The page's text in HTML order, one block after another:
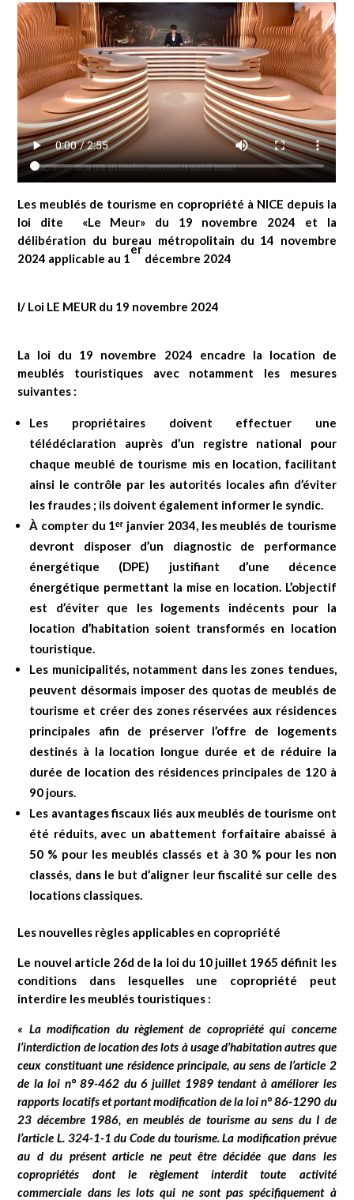
Les meublés de tourisme en copropriété à NICE depuis la
loi dite «Le Meur» du 19 novembre 2024 et la
délibération du bureau métropolitain du 14 novembre
2024 applicable au 1
er
décembre 2024
I/ Loi LE MEUR du 19 novembre 2024
La loi du 19 novembre 2024 encadre la location de
meublés touristiques avec notamment les mesures
suivantes :
Les propriétaires doivent effectuer une
télédéclaration auprès d’un registre national pour
chaque meublé de tourisme mis en location, facilitant
ainsi le contrôle par les autorités locales afin d’éviter
les fraudes ; ils doivent également informer le syndic.
À compter du 1ᵉʳ janvier 2034, les meublés de tourisme
devront disposer d’un diagnostic de performance
énergétique (DPE) justifiant d’une décence
énergétique permettant la mise en location. L’objectif
est d’éviter que les logements indécents pour la
location d’habitation soient transformés en location
touristique.
Les municipalités, notamment dans les zones tendues,
peuvent désormais imposer des quotas de meublés de
tourisme et créer des zones réservées aux résidences
principales afin de préserver l’offre de logements
destinés à la location longue durée et de réduire la
durée de location des résidences principales de 120 à
90 jours.
Les avantages fiscaux liés aux meublés de tourisme ont
été réduits, avec un abattement forfaitaire abaissé à
50 % pour les meublés classés et à 30 % pour les non
classés, dans le but d’aligner leur fiscalité sur celle des
locations classiques.
Les nouvelles règles applicables en copropriété
Le nouvel article 26d de la loi du 10 juillet 1965 définit les
conditions dans lesquelles une copropriété peut
interdire les meublés touristiques :
« La modification du règlement de copropriété qui concerne
l’interdiction de location des lots à usage d’habitation autres que
ceux constituant une résidence principale, au sens de l’article 2
de la loi n° 89-462 du 6 juillet 1989 tendant à améliorer les
rapports locatifs et portant modification de la loi n° 86-1290 du
23 décembre 1986, en meublés de tourisme au sens du I de
l’article L. 324-1-1 du Code du tourisme. La modification prévue
au d du présent article ne peut être décidée que dans les
copropriétés dont le règlement interdit toute activité
commerciale dans les lots qui ne sont pas spécifiquement à